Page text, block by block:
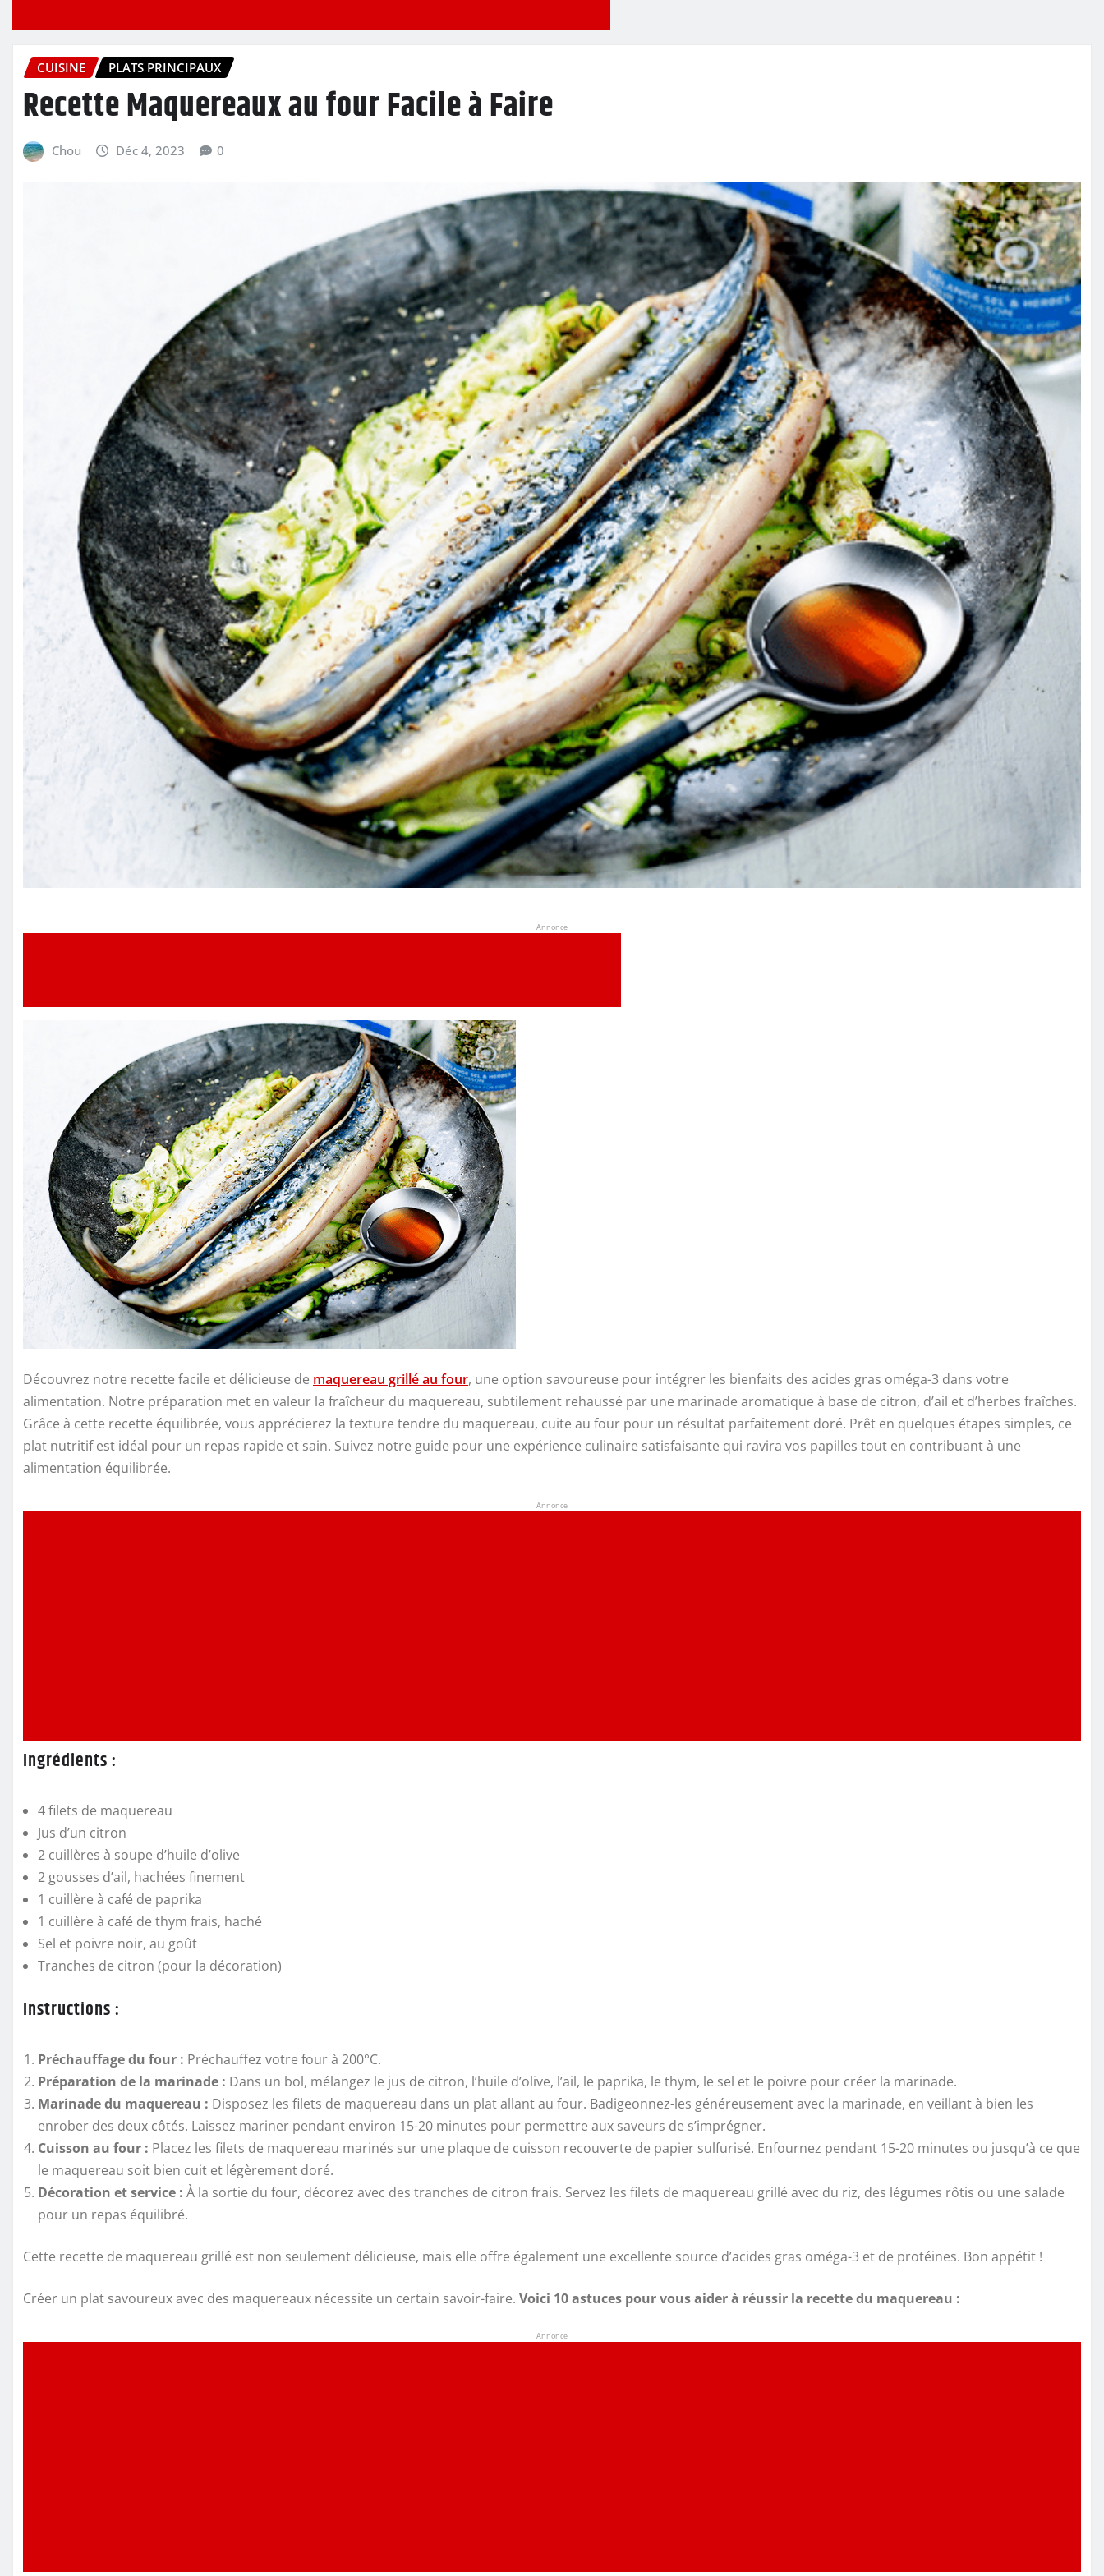
CUISINE PLATS PRINCIPAUX
Recette Maquereaux au four Facile à Faire
Chou Déc 4, 2023 0
Annonce
Découvrez notre recette facile et délicieuse de maquereau grillé au four, une option savoureuse pour intégrer les bienfaits des acides gras oméga-3 dans votre
alimentation. Notre préparation met en valeur la fraîcheur du maquereau, subtilement rehaussé par une marinade aromatique à base de citron, d’ail et d’herbes fraîches.
Grâce à cette recette équilibrée, vous apprécierez la texture tendre du maquereau, cuite au four pour un résultat parfaitement doré. Prêt en quelques étapes simples, ce
plat nutritif est idéal pour un repas rapide et sain. Suivez notre guide pour une expérience culinaire satisfaisante qui ravira vos papilles tout en contribuant à une
alimentation équilibrée.
Annonce
Ingrédients :
4 filets de maquereau
Jus d’un citron
2 cuillères à soupe d’huile d’olive
2 gousses d’ail, hachées finement
1 cuillère à café de paprika
1 cuillère à café de thym frais, haché
Sel et poivre noir, au goût
Tranches de citron (pour la décoration)
Instructions :
Préchauffage du four : Préchauffez votre four à 200°C.
Préparation de la marinade : Dans un bol, mélangez le jus de citron, l’huile d’olive, l’ail, le paprika, le thym, le sel et le poivre pour créer la marinade.
Marinade du maquereau : Disposez les filets de maquereau dans un plat allant au four. Badigeonnez-les généreusement avec la marinade, en veillant à bien les
enrober des deux côtés. Laissez mariner pendant environ 15-20 minutes pour permettre aux saveurs de s’imprégner.
Cuisson au four : Placez les filets de maquereau marinés sur une plaque de cuisson recouverte de papier sulfurisé. Enfournez pendant 15-20 minutes ou jusqu’à ce que
le maquereau soit bien cuit et légèrement doré.
Décoration et service : À la sortie du four, décorez avec des tranches de citron frais. Servez les filets de maquereau grillé avec du riz, des légumes rôtis ou une salade
pour un repas équilibré.
Cette recette de maquereau grillé est non seulement délicieuse, mais elle offre également une excellente source d’acides gras oméga-3 et de protéines. Bon appétit !
Créer un plat savoureux avec des maquereaux nécessite un certain savoir-faire. Voici 10 astuces pour vous aider à réussir la recette du maquereau :
Annonce